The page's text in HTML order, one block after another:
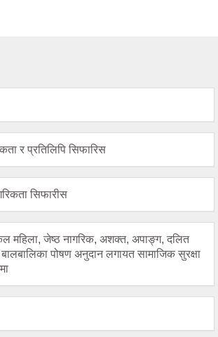
र प्रतिलिपि सिफारिस
सिफारीस
महिला, जेष्ठ नागरिक, अशक्त, अपाङ्ग, दलित
पोषण अनुदान लगायत सामाजिक सुरक्षा